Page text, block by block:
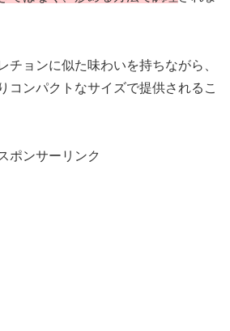
チョンに似た味わいを持ちながら、
コンパクトなサイズで提供されるこ
ポンサーリンク